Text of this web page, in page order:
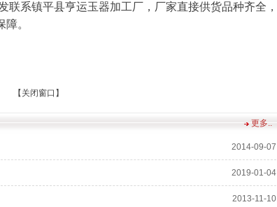
联系镇平县亨运玉器加工厂，厂家直接供货品种齐全，
。
【 关闭窗口 】
更多..
2014-09-07
2019-01-04
2013-11-10